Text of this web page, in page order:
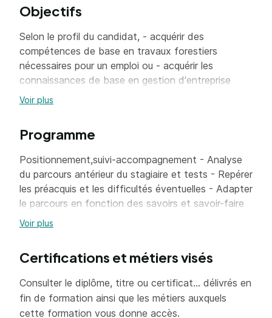
Objectifs
Selon le profil du candidat, - acquérir des
compétences de base en travaux forestiers
nécessaires pour un emploi ou - acquérir les
connaissances de base en gestion d'entreprise
pour la levée de présomption de salariat en forêt
acquérir les bases compétences de base
nécessaires à l'utilisation des SIG en forêt.
Voir plus
Programme
Positionnement,suivi-accompagnement - Analyse
du parcours antérieur du stagiaire et tests - Repérer
les préacquis et les difficultés éventuelles - Adapter
le parcours en fonction des savoirs et savoir-faire
du stagiaire - Accompagner les démarches de
République en situation professionnelle - Situer les
Valeurs de la République historiquement et du point
de vue de leur impact juridique - Repérer des
situations professionnelles dans lesquelles ces
Voir plus
Certifications et métiers visés
Consulter le diplôme, titre ou certificat... délivrés en
fin de formation ainsi que les métiers auxquels
cette formation vous donne accès.